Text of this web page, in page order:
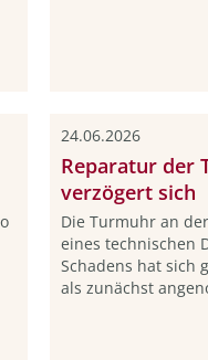
24.06.2026
Reparatur der
verzögert sich
Die Turmuhr an
eines technischen
Schadens hat sich
als zunächst